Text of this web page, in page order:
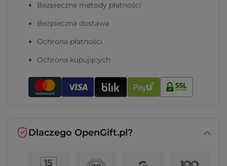
Bezpieczne metody płatności
Bezpieczna dostawa
Ochrona płatności
Ochrona kupujących
Dlaczego OpenGift.pl?